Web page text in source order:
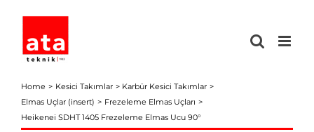
content
Home Kesici Takımlar
Karbür Kesici Takımlar
Elmas Uçlar (insert)
Frezeleme Elmas Uçları
Heikenei SDHT 1405 Frezeleme Elmas Ucu 90°